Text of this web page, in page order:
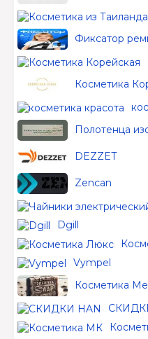
Фиксатор
Косметика
Полотенца
DEZZET
Zencan
Dgill
Vympel
Косметика